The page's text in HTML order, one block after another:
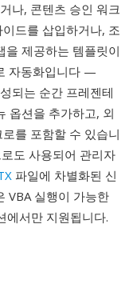
나, 콘텐츠 승인 워크
드를 삽입하거나, 조
을 제공하는 템플릿이
자동화입니다 —
되는 순간 프레젠테
옵션을 추가하고, 외
를 포함할 수 있습니
도 사용되어 관리자
파일에 차별화된 신
VBA 실행이 가능한
서만 지원됩니다.